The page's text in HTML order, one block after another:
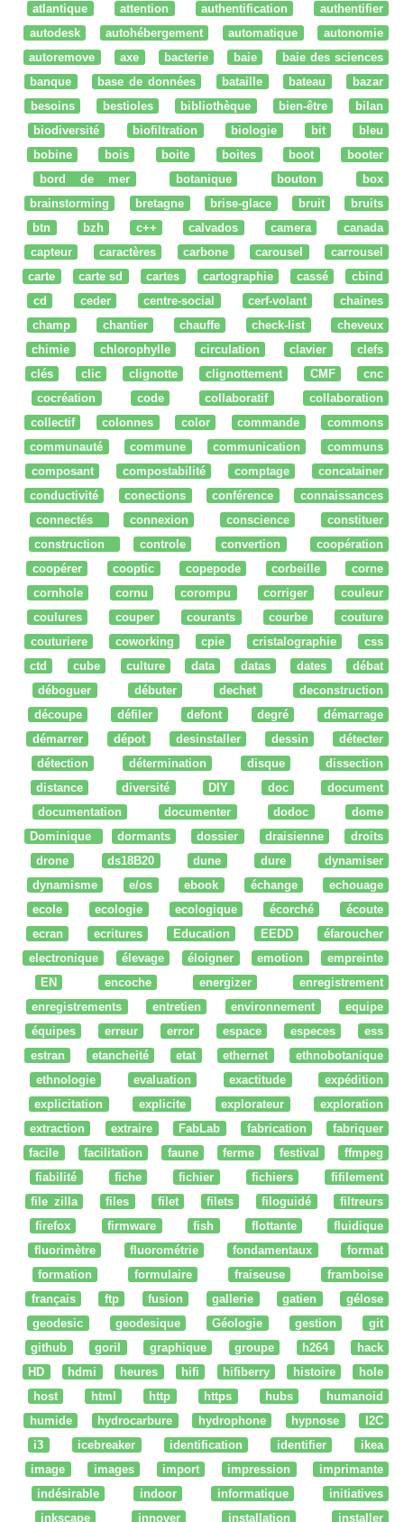
atlantique
attention authentification
authentifier
autodesk
autohébergement automatique
autonomie
autoremove
axe bacterie baie
baie des sciences
banque
base de données bataille bateau
bazar
besoins
bestioles bibliothèque bien-être
bilan
biodiversité
biofiltration biologie bit
bleu
bobine
bois boite boites boot
booter
bord de mer
botanique bouton
box
brainstorming
bretagne brise-glace bruit
bruits
btn
bzh c++ calvados camera
canada
capteur
caractères carbone carousel
carrousel
carte
carte sd cartes cartographie cassé
cbind
cd
ceder centre-social cerf-volant
chaines
champ
chantier chauffe check-list
cheveux
chimie
chlorophylle circulation clavier
clefs
clés
clic clignotte clignottement CMF
cnc
cocréation
code collaboratif
collaboration
collectif
colonnes color commande
commons
communauté
commune communication
communs
composant
compostabilité comptage
concatainer
conductivité
conections conférence
connaissances
connectés
connexion conscience
constituer
construction
controle convertion
coopération
coopérer
cooptic copepode corbeille
corne
cornhole
cornu corompu corriger
couleur
coulures
couper courants courbe
couture
couturiere
coworking cpie cristalographie
css
ctd
cube culture data datas dates
débat
déboguer
débuter dechet
deconstruction
découpe
défiler defont degré
démarrage
démarrer
dépot desinstaller dessin
détecter
détection
détermination disque
dissection
distance
diversité DIY doc
document
documentation
documenter dodoc
dome
Dominique
dormants dossier draisienne
droits
drone
ds18B20 dune dure
dynamiser
dynamisme
e/os ebook échange
echouage
ecole
ecologie ecologique écorché
écoute
ecran
ecritures Education EEDD
éfaroucher
electronique
élevage éloigner emotion
empreinte
EN
encoche energizer
enregistrement
enregistrements
entretien environnement
equipe
équipes
erreur error espace especes
ess
estran
etancheité etat ethernet
ethnobotanique
ethnologie
evaluation exactitude
expédition
explicitation
explicite explorateur
exploration
extraction
extraire FabLab fabrication
fabriquer
facile
facilitation faune ferme festival
ffmpeg
fiabilité
fiche fichier fichiers
fifilement
file zilla
files filet filets filoguidé
filtreurs
firefox
firmware fish flottante
fluidique
fluorimètre
fluorométrie fondamentaux
format
formation
formulaire fraiseuse
framboise
français
ftp fusion gallerie gatien
gélose
geodesic
geodesique Géologie gestion
git
github
goril graphique groupe h264
hack
HD
hdmi heures hifi hifiberry histoire
hole
host
html http https hubs
humanoid
humide
hydrocarbure hydrophone hypnose
I2C
i3
icebreaker identification identifier
ikea
image
images import impression
imprimante
indésirable
indoor informatique
initiatives
inkscape
innover installation installer